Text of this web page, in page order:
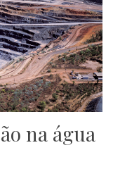
na água